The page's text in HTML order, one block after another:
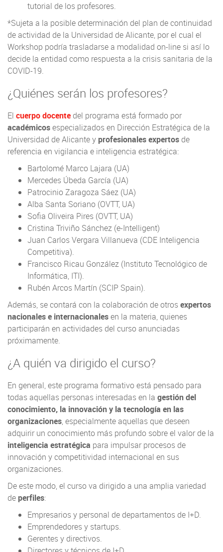
tutorial de los profesores.
*Sujeta a la posible determinación del plan de continuidad
de actividad de la Universidad de Alicante, por el cual el
Workshop podría trasladarse a modalidad on-line si así lo
decide la entidad como respuesta a la crisis sanitaria de la
COVID-19.
¿Quiénes serán los profesores?
El cuerpo docente del programa está formado por
académicosespecializados en Dirección Estratégica de la
Universidad de Alicante y profesionales expertos de
referencia en vigilancia e inteligencia estratégica:
Bartolomé Marco Lajara (UA)
Mercedes Úbeda García (UA)
Patrocinio Zaragoza Sáez (UA)
Alba Santa Soriano (OVTT, UA)
Sofia Oliveira Pires (OVTT, UA)
Cristina Triviño Sánchez (e-Intelligent)
Juan Carlos Vergara Villanueva (CDE Inteligencia
Competitiva).
Francisco Ricau González (Instituto Tecnológico de
Informática, ITI).
Rubén Arcos Martín (SCIP Spain).
Además, se contará con la colaboración de otrosexpertos
nacionales e internacionalesen la materia, quienes
participarán en actividades del curso anunciadas
próximamente.
¿A quién va dirigido el curso?
En general, este programa formativo está pensado para
todas aquellas personas interesadas en la gestión del
conocimiento, la innovación y la tecnología en las
organizaciones, especialmente aquellas que deseen
adquirir un conocimiento más profundo sobre el valor de la
inteligencia estratégica para impulsar procesos de
innovación y competitividad internacional en sus
organizaciones.
De este modo, el curso va dirigido a una amplia variedad
de perfiles:
Empresarios y personal de departamentos de I+D.
Emprendedores y startups.
Gerentes y directivos.